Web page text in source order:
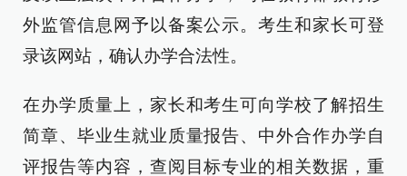
外监管信息网予以备案公示。考生和家长可登
录该网站，确认办学合法性。
在办学质量上，家长和考生可向学校了解招生
简章、毕业生就业质量报告、中外合作办学自
评报告等内容，查阅目标专业的相关数据，重